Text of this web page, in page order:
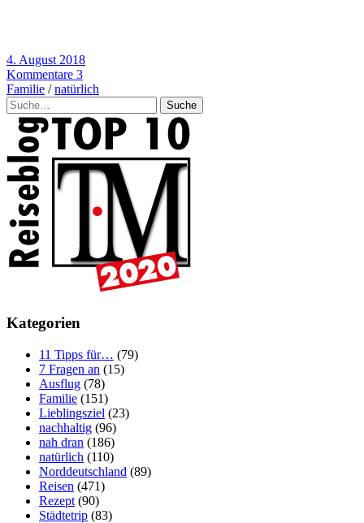
4. August 2018
Kommentare 3
Familie /natürlich
Suche
Kategorien
11 Tipps für… (79)
7 Fragen an (15)
Ausflug (78)
Familie (151)
Lieblingsziel (23)
nachhaltig (96)
nah dran (186)
natürlich (110)
Norddeutschland (89)
Reisen (471)
Rezept (90)
Städtetrip (83)